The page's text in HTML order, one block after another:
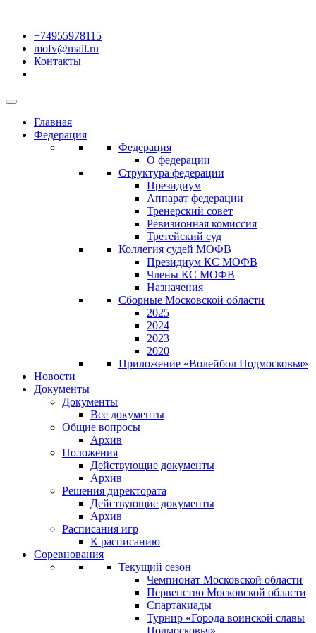
+74955978115
mofv@mail.ru
Контакты
Главная
Федерация
Федерация
О федерации
Структура федерации
Президиум
Аппарат федерации
Тренерский совет
Ревизионная комиссия
Третейский суд
Коллегия судей МОФВ
Президиум КС МОФВ
Члены КС МОФВ
Назначения
Сборные Московской области
2025
2024
2023
2020
Приложение «Волейбол Подмосковья»
Новости
Документы
Документы
Все документы
Общие вопросы
Архив
Положения
Действующие документы
Архив
Решения директората
Действующие документы
Архив
Расписания игр
К расписанию
Соревнования
Текущий сезон
Чемпионат Московской области
Первенство Московской области
Спартакиады
Турнир «Города воинской славы
Подмосковья»